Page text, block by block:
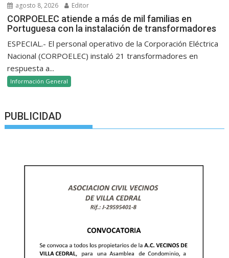
agosto 8, 2026 Editor
CORPOELEC atiende a más de mil familias en
Portuguesa con la instalación de transformadores
ESPECIAL.- El personal operativo de la Corporación Eléctrica
Nacional (CORPOELEC) instaló 21 transformadores en
respuesta a...
Información General
PUBLICIDAD